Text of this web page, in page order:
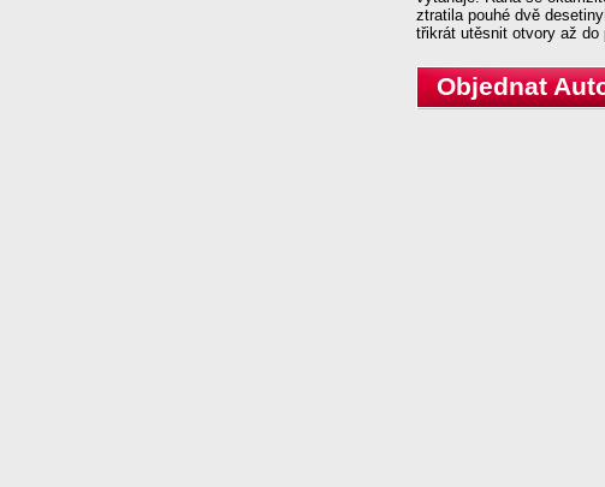
ztratila pouhé dvě
třikrát utěsnit otvory až do
Objednat